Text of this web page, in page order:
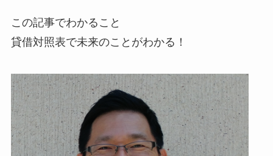
この記事でわかること
貸借対照表で未来のことがわかる！